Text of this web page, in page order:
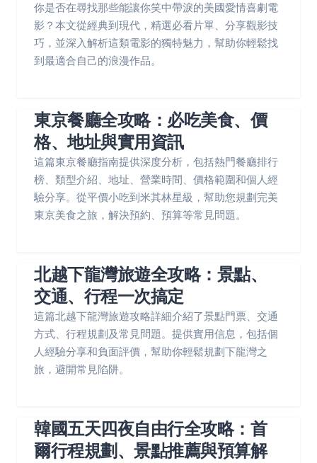
你是否在尋找那些能讓你笑中帶淚的美國愛情喜劇電
影？本文從經典到現代，精選必看片單、分享觀影技
巧，並深入解析這類電影的獨特魅力，幫助你輕鬆找
到最適合自己的浪漫作品。
東京餐廳全攻略：必吃美食、價
格、地址與實用資訊
這篇東京餐廳指南提供深度分析，包括熱門餐廳排行
榜、類型介紹、地址、營業時間、價格範圍和個人經
驗分享。從平價小吃到米其林星級，幫助您規劃完美
東京美食之旅，解決預約、預算等常見問題。
北越下龍灣旅遊全攻略：景點、
交通、行程一次搞定
這篇北越下龍灣旅遊攻略詳細介紹了景點門票、交通
方式、行程規劃及常見問題。提供實用信息，包括個
人經驗分享和負面評價，幫助你輕鬆規劃下龍灣之
旅，避開常見陷阱。
韓國五天四夜自由行全攻略：首
爾行程規劃、景點推薦與預算解